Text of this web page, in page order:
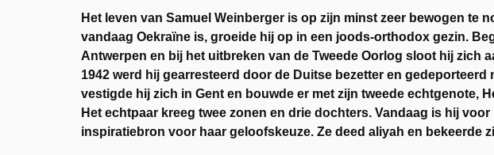
Het leven van Samuel Weinberger is op zijn minst zeer bewogen te
vandaag Oekraïne is, groeide hij op in een joods-orthodox gezin.
Antwerpen en bij het uitbreken van de Tweede Oorlog sloot hij zich
1942 werd hij gearresteerd door de Duitse bezetter en gedeporteerd
vestigde hij zich in Gent en bouwde er met zijn tweede echtgenote,
Het echtpaar kreeg twee zonen en drie dochters. Vandaag is hij
inspiratiebron voor haar geloofskeuze. Ze deed aliyah en bekeerde